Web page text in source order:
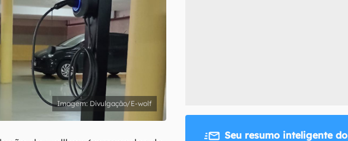
e concordo com os Termos de Uso e Política de Privacidade do Canaltech.
Divulgação/E-wolf
Seu resumo inteligente do